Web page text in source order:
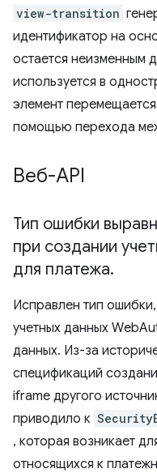
view-transition
идентификатор на
остается неизменным
используется в
элемент
помощью перехода
Веб-API
Тип ошибки
при создании
для платежа.
Исправлен тип
учетных данных
данных. Из-за
спецификаций
iframe другого
приводило к
, которая возникает
относящихся к